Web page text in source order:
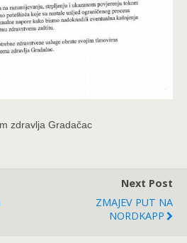
zdravlja Gradačac
Next Post
ZMAJEV PUT NA
NORDKAPP